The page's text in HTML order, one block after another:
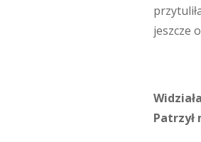
jeszcze
Patrzył